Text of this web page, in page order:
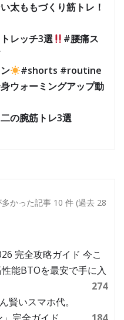
太ももづくり筋トレ！
レッチ3選
#腰痛ス
#shorts #routine
ウォーミングアップ動
の腕筋トレ3選
多かった記事 10 件 (過去 28
完全攻略ガイド 今こ
能BTOを最安で手に入
274
賢いスマホ代。